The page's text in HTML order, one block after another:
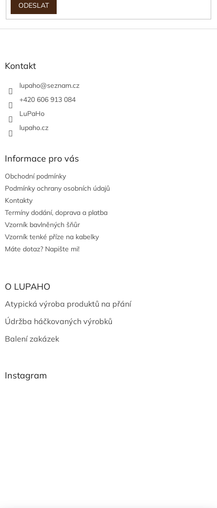
ODESLAT
Kontakt
lupaho@seznam.cz
+420 606 913 084
LuPaHo
lupaho.cz
Informace pro vás
Obchodní podmínky
Podmínky ochrany osobních údajů
Kontakty
Termíny dodání, doprava a platba
Vzorník bavlněných šňůr
Vzorník tenké příze na kabelky
Máte dotaz? Napište mi!
O LUPAHO
Atypická výroba produktů na přání
Údržba háčkovaných výrobků
Balení zakázek
Instagram